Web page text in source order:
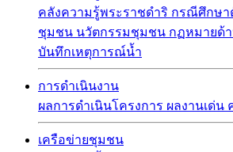
คลังความรู้พระราชดำริ กรณีศึกษา
ชุมชน นวัตกรรมชุมชน กฏหมายด้
บันทึกเหตุการณ์น้ำ
การดำเนินงาน
ผลการดำเนินโครงการ ผลงานเด่น
เครือข่ายชุมชน